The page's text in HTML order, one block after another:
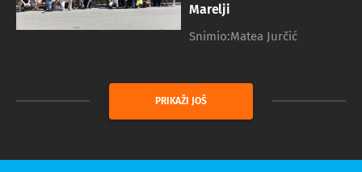
Marelji
Snimio:Matea Jurčić
PRIKAŽI JOŠ